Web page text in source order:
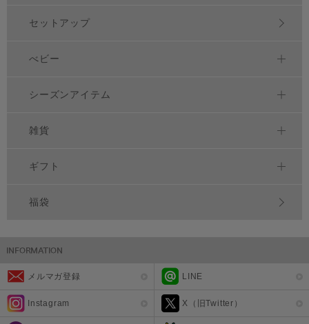
セットアップ
べビー
シーズンアイテム
雑貨
ギフト
福袋
メルマガ登録 LINE
Instagram X（旧Twitter）